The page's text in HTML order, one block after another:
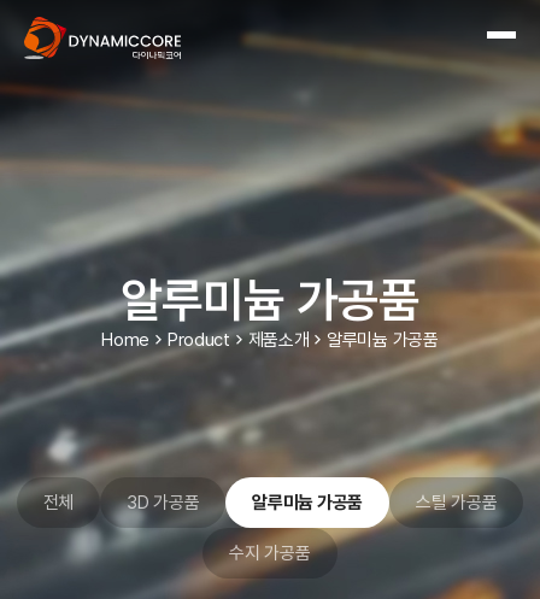
알루미늄 가공품
Home Product 제품소개 알루미늄 가공품
전체 3D 가공품 알루미늄 가공품 스틸 가공품
수지 가공품